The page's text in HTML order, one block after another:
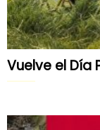
Vuelve el Día